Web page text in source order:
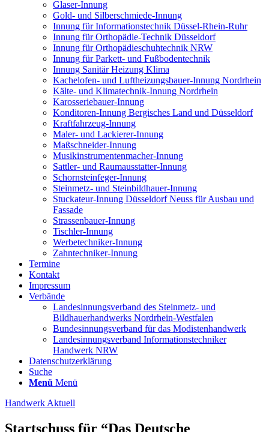
Glaser-Innung
Gold- und Silberschmiede-Innung
Innung für Informationstechnik Düssel-Rhein-Ruhr
Innung für Orthopädie-Technik Düsseldorf
Innung für Orthopädieschuhtechnik NRW
Innung für Parkett- und Fußbodentechnik
Innung Sanitär Heizung Klima
Kachelofen- und Luftheizungsbauer-Innung Nordrhein
Kälte- und Klimatechnik-Innung Nordrhein
Karosseriebauer-Innung
Konditoren-Innung Bergisches Land und Düsseldorf
Kraftfahrzeug-Innung
Maler- und Lackierer-Innung
Maßschneider-Innung
Musikinstrumentenmacher-Innung
Sattler- und Raumausstatter-Innung
Schornsteinfeger-Innung
Steinmetz- und Steinbildhauer-Innung
Stuckateur-Innung Düsseldorf Neuss für Ausbau und
Fassade
Strassenbauer-Innung
Tischler-Innung
Werbetechniker-Innung
Zahntechniker-Innung
Termine
Kontakt
Impressum
Verbände
Landesinnungsverband des Steinmetz- und
Bildhauerhandwerks Nordrhein-Westfalen
Bundesinnungsverband für das Modistenhandwerk
Landesinnungsverband Informationstechniker
Handwerk NRW
Datenschutzerklärung
Suche
Menü Menü
Handwerk Aktuell
Startschuss für “Das Deutsche